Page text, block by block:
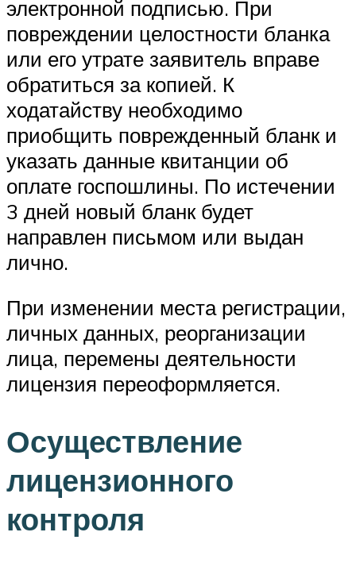
электронной подписью. При
повреждении целостности бланка
или его утрате заявитель вправе
обратиться за копией. К
ходатайству необходимо
приобщить поврежденный бланк и
указать данные квитанции об
оплате госпошлины. По истечении
3 дней новый бланк будет
направлен письмом или выдан
лично.
При изменении места регистрации,
личных данных, реорганизации
лица, перемены деятельности
лицензия переоформляется.
Осуществление
лицензионного
контроля